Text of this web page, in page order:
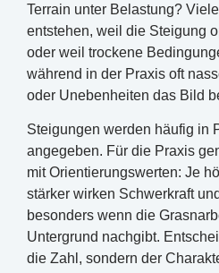
Terrain unter Belastung?
entstehen, weil die Steigung
oder weil trockene
während in der Praxis oft
oder Unebenheiten das Bild
Steigungen werden häufig in
angegeben. Für die Praxis
mit Orientierungswerten: Je
stärker wirken Schwerkraft
besonders wenn die
Untergrund nachgibt.
die Zahl, sondern der